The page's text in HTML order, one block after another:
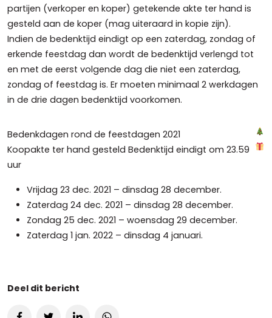
partijen (verkoper en koper) getekende akte ter hand is
gesteld aan de koper (mag uiteraard in kopie zijn).
Indien de bedenktijd eindigt op een zaterdag, zondag of
erkende feestdag dan wordt de bedenktijd verlengd tot
en met de eerst volgende dag die niet een zaterdag,
zondag of feestdag is. Er moeten minimaal 2 werkdagen
in de drie dagen bedenktijd voorkomen.
Bedenkdagen rond de feestdagen 2021
Koopakte ter hand gesteld Bedenktijd eindigt om 23.59
uur
Vrijdag 23 dec. 2021 – dinsdag 28 december.
Zaterdag 24 dec. 2021 – dinsdag 28 december.
Zondag 25 dec. 2021 – woensdag 29 december.
Zaterdag 1 jan. 2022 – dinsdag 4 januari.
Deel dit bericht